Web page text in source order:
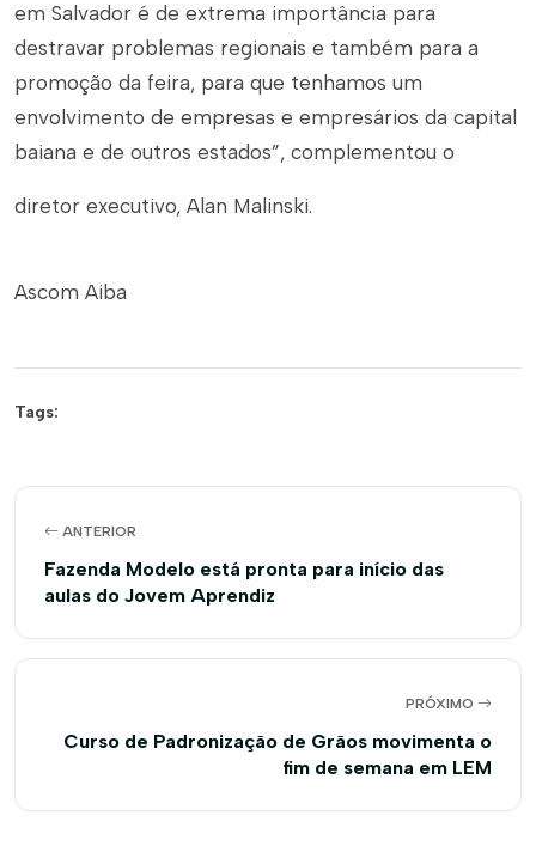
em Salvador é de extrema importância para
destravar problemas regionais e também para a
promoção da feira, para que tenhamos um
envolvimento de empresas e empresários da capital
baiana e de outros estados”, complementou o
diretor executivo, Alan Malinski.
Ascom Aiba
Tags:
ANTERIOR
Fazenda Modelo está pronta para início das
aulas do Jovem Aprendiz
PRÓXIMO
Curso de Padronização de Grãos movimenta o
fim de semana em LEM